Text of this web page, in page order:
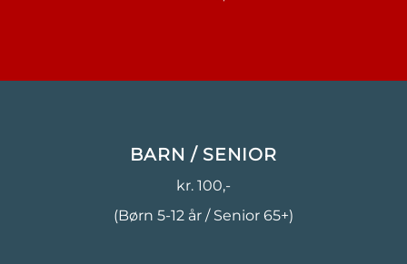
BARN / SENIOR
kr. 100,-
(Børn 5-12 år / Senior 65+)